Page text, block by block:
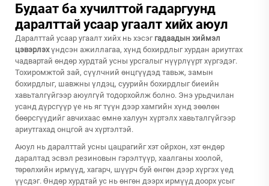
Будаат ба хучилттой гадаргуунд
даралттай усаар угаалт хийх аюул
Даралттай усаар угаалт хийх нь хэсэг гадаадын хиймэл
цэвэрлэхүндсэн ажиллагаа, хүнд бохирдлыг хурдан ариутгах
чадвартай өндөр хурдтай усны урсгалыг нүүрлүүрт хүргэдэг.
Тохиромжтой зай, сүүлчний өнцгүүдэд тавьж, замын
бохирдлыг, шавжны үлдэц, суурийн бохирдлыг биеийн
хавьталгүйгээр аюулгүй тодорхойлж болно. Энэ урьдчилан
усанд дүрсгүүр үе нь яг түүн дээр хамгийн хүнд зөөлөн
бөөрсгүүдийг авчихаас өмнө халуун хүртэлх хавьталгүйгээр
ариутгахад онцгой ач хүртэлтэй.
Аюул нь даралттай усны цацрагийг хэт ойрхон, хэт өндөр
даралтад эсвэл резиновын гэрэлтүүр, хаалганы хоолой,
төрөлхийн ирмүүд, хагарч, шүүрч буй өнгөн дээр хүргэх үед
үүсдэг. Өндөр хурдтай ус нь өнгөн дээрх ирмүүд доорх усыг